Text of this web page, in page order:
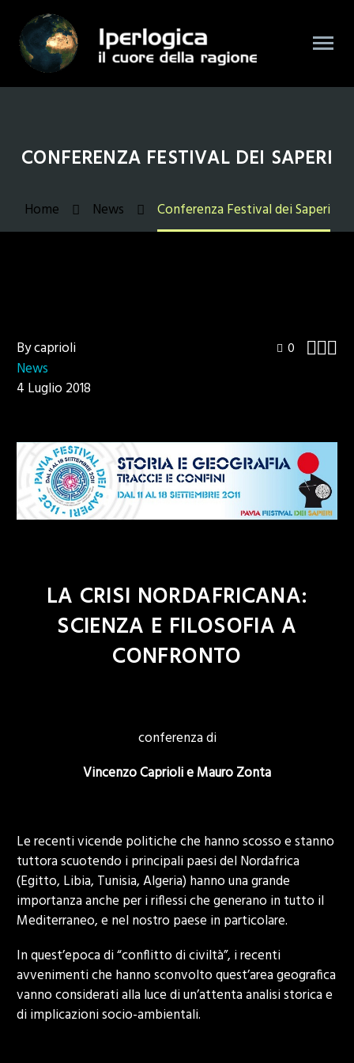
CONFERENZA FESTIVAL DEI SAPERI
Home News Conferenza Festival dei Saperi
0 
By caprioli
News
4 Luglio 2018
LA CRISI NORDAFRICANA:
SCIENZA E FILOSOFIA A
CONFRONTO
conferenza di
Vincenzo Caprioli e Mauro Zonta
Le recenti vicende politiche che hanno scosso e stanno
tuttora scuotendo i principali paesi del Nordafrica
(Egitto, Libia, Tunisia, Algeria) hanno una grande
importanza anche per i riflessi che generano in tutto il
Mediterraneo, e nel nostro paese in particolare.
In quest’epoca di “conflitto di civiltà”, i recenti
avvenimenti che hanno sconvolto quest’area geografica
vanno considerati alla luce di un’attenta analisi storica e
di implicazioni socio-ambientali.